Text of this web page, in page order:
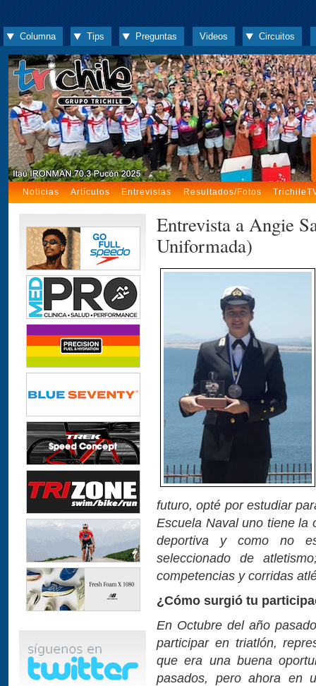
Columna Tips Preguntas Videos Circuitos
Noticias Artículos Entrevistas Resultados/Fotos
Entrevista a Angie
Uniformada)
futuro, opté por estudiar
Escuela Naval uno tiene la
deportiva y como no
seleccionado de
competencias y corridas
¿Cómo surgió tu
En Octubre del año
participar en triatlón,
que era una buena
pasados, pero ahora en